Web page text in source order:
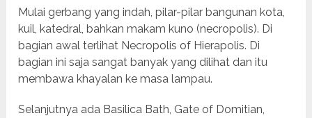
Mulai gerbang yang indah, pilar-pilar bangunan kota,
kuil, katedral, bahkan makam kuno (necropolis). Di
bagian awal terlihat Necropolis of Hierapolis. Di
bagian ini saja sangat banyak yang dilihat dan itu
membawa khayalan ke masa lampau.
Selanjutnya ada Basilica Bath, Gate of Domitian,